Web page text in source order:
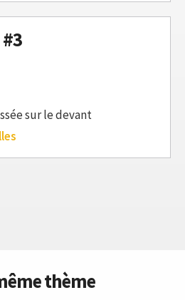
sur le devant
thème